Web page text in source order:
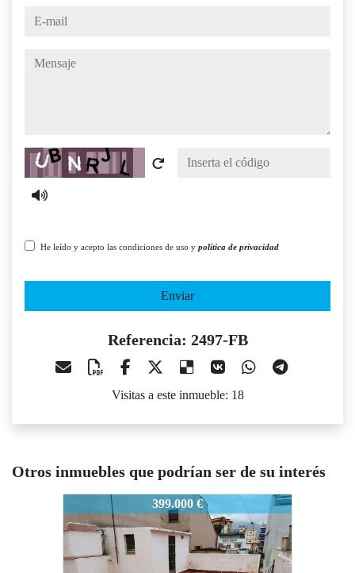
e-mail
mensaje
Captcha
He leído y acepto las condiciones de uso y política de privacidad
Enviar
Referencia: 2497-FB
Visitas a este inmueble: 18
Otros inmuebles que podrían ser de su interés
399.000 €
2497-FB 485.000 €